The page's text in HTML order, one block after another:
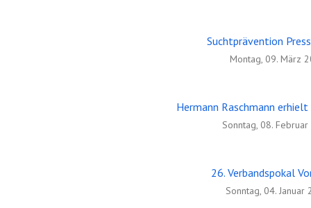
Bericht über die
Freitag, 29. Mai
Suchtprävention
Montag, 09. März
Hermann Raschmann
Sonntag, 08.
26. Verbandspokal
Sonntag, 04. Januar